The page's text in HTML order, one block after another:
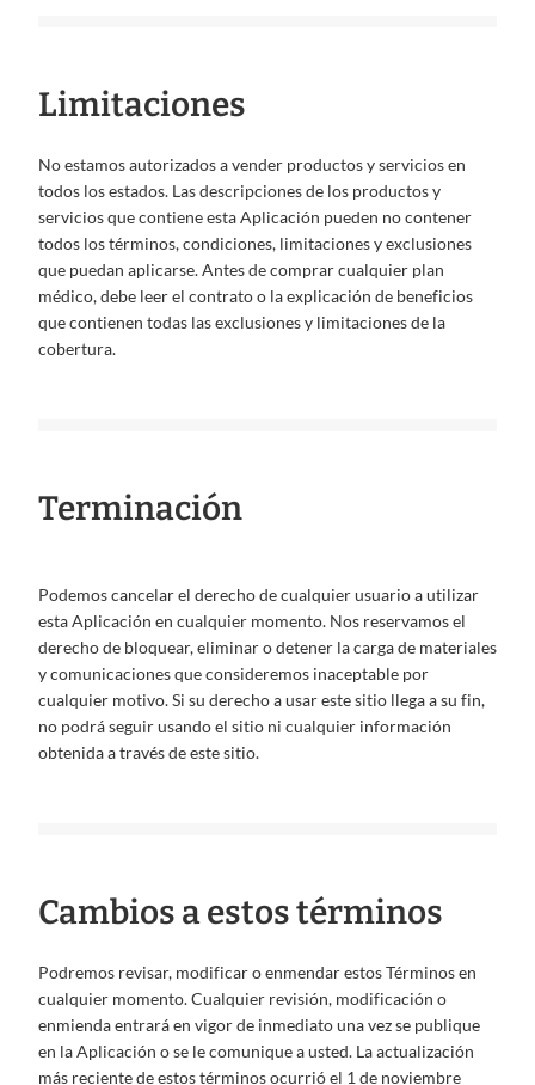
Limitaciones
No estamos autorizados a vender productos y servicios en
todos los estados. Las descripciones de los productos y
servicios que contiene esta Aplicación pueden no contener
todos los términos, condiciones, limitaciones y exclusiones
que puedan aplicarse. Antes de comprar cualquier plan
médico, debe leer el contrato o la explicación de beneficios
que contienen todas las exclusiones y limitaciones de la
cobertura.
Terminación
Podemos cancelar el derecho de cualquier usuario a utilizar
esta Aplicación en cualquier momento. Nos reservamos el
derecho de bloquear, eliminar o detener la carga de materiales
y comunicaciones que consideremos inaceptable por
cualquier motivo. Si su derecho a usar este sitio llega a su fin,
no podrá seguir usando el sitio ni cualquier información
obtenida a través de este sitio.
Cambios a estos términos
Podremos revisar, modificar o enmendar estos Términos en
cualquier momento. Cualquier revisión, modificación o
enmienda entrará en vigor de inmediato una vez se publique
en la Aplicación o se le comunique a usted. La actualización
más reciente de estos términos ocurrió el 1 de noviembre